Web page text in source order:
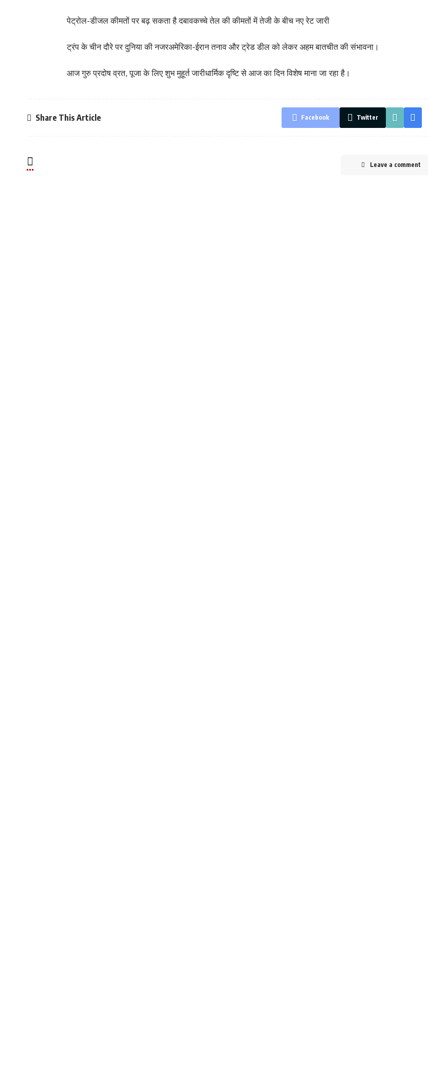
पेट्रोल-डीजल कीमतों पर बढ़ सकता है दबावकच्चे तेल की कीमतों में तेजी के बीच नए रेट जारी
ट्रंप के चीन दौरे पर दुनिया की नजरअमेरिका-ईरान तनाव और ट्रेड डील को लेकर अहम बातचीत की संभावना।
आज गुरु प्रदोष व्रत, पूजा के लिए शुभ मुहूर्त जारीधार्मिक दृष्टि से आज का दिन विशेष माना जा रहा है।
Share This Article Facebook Twitter
Leave a comment